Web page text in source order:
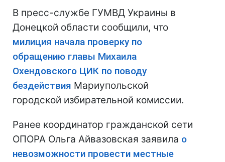
В пресс-службе ГУМВД Украины в
Донецкой области сообщили, что
милиция начала проверку по
обращению главы Михаила
Охендовского ЦИК по поводу
бездействия Мариупольской
городской избирательной комиссии.
Ранее координатор гражданской сети
ОПОРА Ольга Айвазовская заявила о
невозможности провести местные